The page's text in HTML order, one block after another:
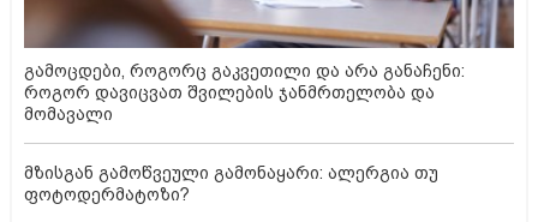
გამოცდები, როგორც გაკვეთილი და არა განაჩენი:
როგორ დავიცვათ შვილების ჯანმრთელობა და
მომავალი
მზისგან გამოწვეული გამონაყარი: ალერგია თუ
ფოტოდერმატოზი?